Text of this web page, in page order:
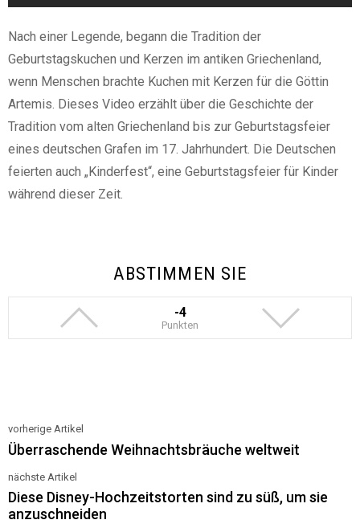
Nach einer Legende, begann die Tradition der
Geburtstagskuchen und Kerzen im antiken Griechenland,
wenn Menschen brachte Kuchen mit Kerzen für die Göttin
Artemis. Dieses Video erzählt über die Geschichte der
Tradition vom alten Griechenland bis zur Geburtstagsfeier
eines deutschen Grafen im 17. Jahrhundert. Die Deutschen
feierten auch „Kinderfest“, eine Geburtstagsfeier für Kinder
während dieser Zeit.
ABSTIMMEN SIE
-4
Punkten
See
more
vorherige Artikel
Überraschende Weihnachtsbräuche weltweit
nächste Artikel
Diese Disney-Hochzeitstorten sind zu süß, um sie
anzuschneiden